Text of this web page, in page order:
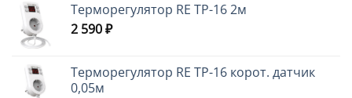
Терморегулятор RE ТР-16 2м
2 590₽
Терморегулятор RE ТР-16 корот. датчик
0,05м